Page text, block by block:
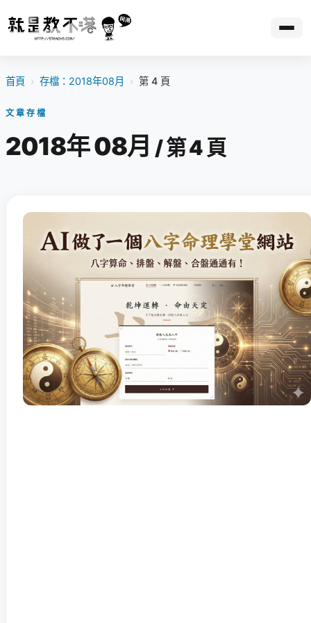
首頁 › 存檔：2018年08月 › 第 4 頁
文章存檔
2018年 08月 / 第 4 頁